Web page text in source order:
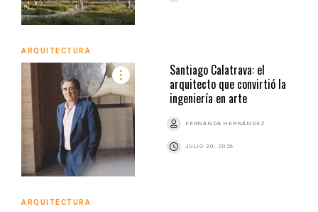
ARQUITECTURA
Santiago Calatrava: el
arquitecto que convirtió la
ingeniería en arte
FERNANDA HERNÁNDEZ
JULIO 30, 2026
ARQUITECTURA